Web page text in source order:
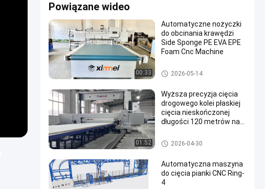
Powiązane wideo
00:33
Automatyczne nożyczki
do obcinania krawędzi
Side Sponge PE EVA EPE
Foam Cnc Machine
Maszyna do cięcia pianki CNC
2026-05-14
01:52
Wyższa precyzja cięcia
drogowego kolei płaskiej
cięcia nieskończonej
długości 120 metrów na
cięcia pianki
Maszyna do cięcia pianki PU
2026-04-30
Automatyczna maszyna
do cięcia pianki CNC Ring-
4